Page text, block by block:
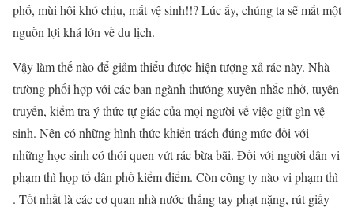
phố, mùi hôi khó chịu, mất vệ sinh!!? Lúc ấy, chúng ta sẽ mất một
nguồn lợi khá lớn về du lịch.
Vậy làm thế nào để giảm thiểu được hiện tượng xả rác này. Nhà
trường phối hợp với các ban ngành thướng xuyên nhắc nhở, tuyên
truyền, kiểm tra ý thức tự giác của mọi người về việc giữ gìn vệ
sinh. Nên có những hình thức khiển trách đúng mức đối với
những học sinh có thói quen vứt rác bừa bãi. Đối với người dân vi
phạm thì họp tổ dân phố kiểm điểm. Còn công ty nào vi phạm thì
. Tốt nhất là các cơ quan nhà nước thẳng tay phạt nặng, rút giấy